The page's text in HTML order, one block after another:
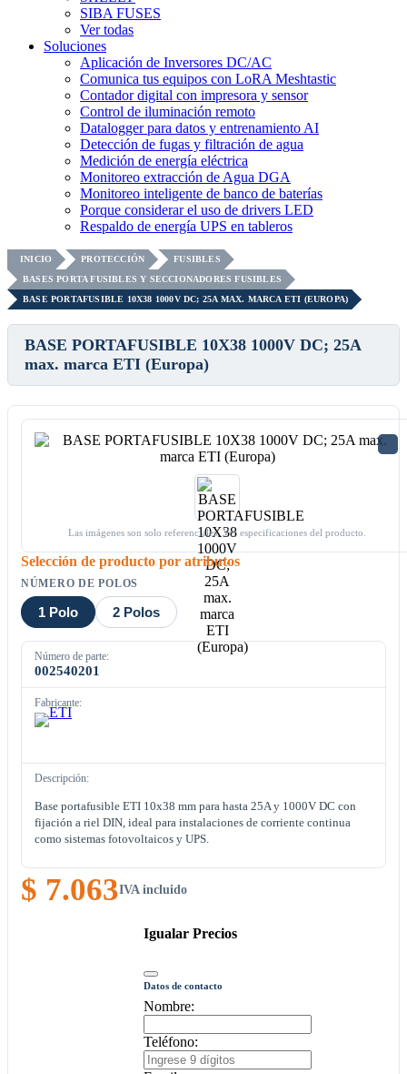
SIBA FUSES
Ver todas
Soluciones
Aplicación de Inversores DC/AC
Comunica tus equipos con LoRA Meshtastic
Contador digital con impresora y sensor
Control de iluminación remoto
Datalogger para datos y entrenamiento AI
Detección de fugas y filtración de agua
Medición de energía eléctrica
Monitoreo extracción de Agua DGA
Monitoreo inteligente de banco de baterías
Porque considerar el uso de drivers LED
Respaldo de energía UPS en tableros
INICIO PROTECCIÓN
FUSIBLES
BASES PORTA FUSIBLES Y SECCIONADORES FUSIBLES
BASE PORTAFUSIBLE 10X38 1000V DC; 25A MAX. MARCA ETI (EUROPA)
BASE PORTAFUSIBLE 10X38 1000V DC; 25A
max. marca ETI (Europa)
Las imágenes son solo referenciales. Ver especificaciones del producto.
Selección de producto por atributos
NÚMERO DE POLOS
1 Polo 2 Polos
Número de parte:
002540201
Fabricante:
Descripción:
Base portafusible ETI 10x38 mm para hasta 25A y 1000V DC con
fijación a riel DIN, ideal para instalaciones de corriente continua
como sistemas fotovoltaicos y UPS.
$ 7.063IVA incluido
Igualar Precios
Datos de contacto
Nombre:
Teléfono: